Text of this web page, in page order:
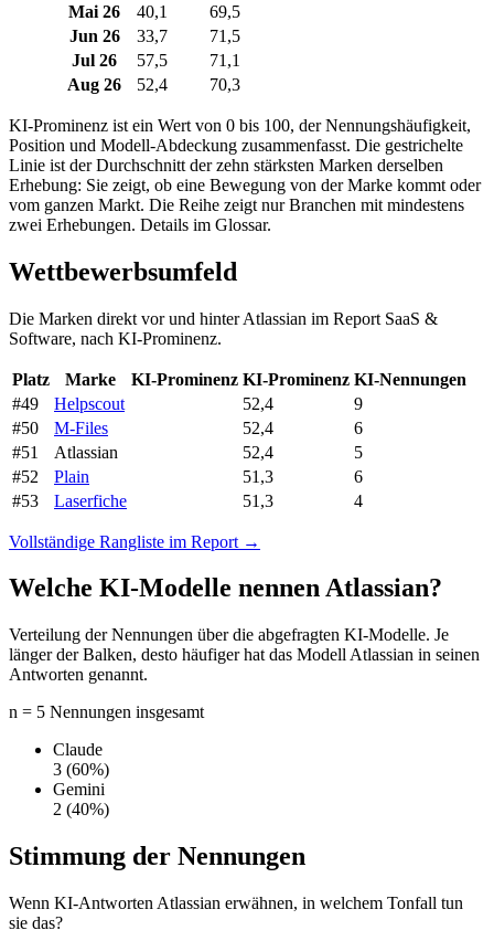
Mai 26
40,1
69,5
Jun 26
33,7
71,5
Jul 26
57,5
71,1
Aug 26
52,4 70,3
KI-Prominenz ist ein Wert von 0 bis 100, der Nennungshäufigkeit,
Position und Modell-Abdeckung zusammenfasst. Die gestrichelte
Linie ist der Durchschnitt der zehn stärksten Marken derselben
Erhebung: Sie zeigt, ob eine Bewegung von der Marke kommt oder
vom ganzen Markt. Die Reihe zeigt nur Branchen mit mindestens
zwei Erhebungen. Details im Glossar.
Wettbewerbsumfeld
Die Marken direkt vor und hinter Atlassian im Report SaaS &
Software, nach KI-Prominenz.
Platz Marke KI-Prominenz KI-Prominenz KI-Nennungen
#49
Helpscout 52,4
9
#50
M-Files 52,4
6
#51
Atlassian 52,4
5
#52
Plain 51,3
6
#53
Laserfiche 51,3 4
Vollständige Rangliste im Report →
Welche KI-Modelle nennen Atlassian?
Verteilung der Nennungen über die abgefragten KI-Modelle. Je
länger der Balken, desto häufiger hat das Modell Atlassian in seinen
Antworten genannt.
n = 5 Nennungen insgesamt
Claude
3 (60%)
Gemini
2 (40%)
Stimmung der Nennungen
Wenn KI-Antworten Atlassian erwähnen, in welchem Tonfall tun
sie das?